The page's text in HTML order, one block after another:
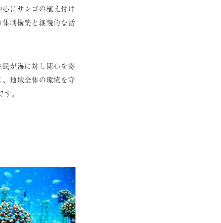
にサンゴの植え付け
制構築と継続的な活
が海に対し関⼼を寄
地域全体の環境を守
。